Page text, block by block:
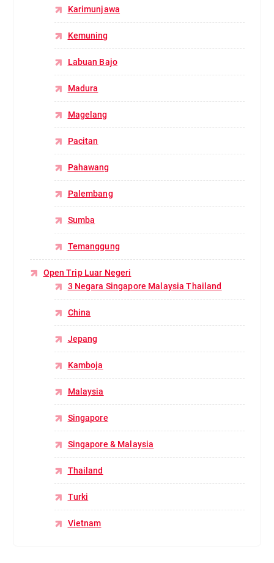
Karimunjawa
Kemuning
Labuan Bajo
Madura
Magelang
Pacitan
Pahawang
Palembang
Sumba
Temanggung
Open Trip Luar Negeri
3 Negara Singapore Malaysia Thailand
China
Jepang
Kamboja
Malaysia
Singapore
Singapore & Malaysia
Thailand
Turki
Vietnam